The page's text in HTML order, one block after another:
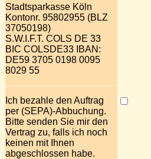
Stadtsparkasse Köln
Kontonr. 95802955 (BLZ
37050198)
S.W.I.F.T. COLS DE 33
BIC COLSDE33 IBAN:
DE59 3705 0198 0095
8029 55
Ich bezahle den Auftrag
per (SEPA)-Abbuchung.
Bitte senden Sie mir den
Vertrag zu, falls ich noch
keinen mit Ihnen
abgeschlossen habe.